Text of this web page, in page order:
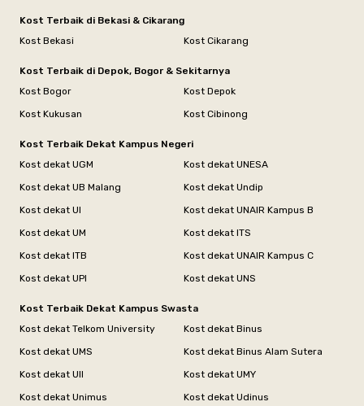
Kost Terbaik di Bekasi & Cikarang
Kost Bekasi
Kost Cikarang
Kost Terbaik di Depok, Bogor & Sekitarnya
Kost Bogor
Kost Depok
Kost Kukusan
Kost Cibinong
Kost Terbaik Dekat Kampus Negeri
Kost dekat UGM
Kost dekat UNESA
Kost dekat UB Malang
Kost dekat Undip
Kost dekat UI
Kost dekat UNAIR Kampus B
Kost dekat UM
Kost dekat ITS
Kost dekat ITB
Kost dekat UNAIR Kampus C
Kost dekat UPI
Kost dekat UNS
Kost Terbaik Dekat Kampus Swasta
Kost dekat Telkom University
Kost dekat Binus
Kost dekat UMS
Kost dekat Binus Alam Sutera
Kost dekat UII
Kost dekat UMY
Kost dekat Unimus
Kost dekat Udinus